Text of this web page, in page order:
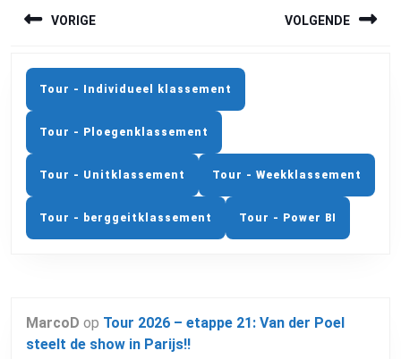
VORIGE
Previous
post:
VOLGENDE
Next
post:
Tour - Individueel klassement
Tour - Ploegenklassement
Tour - Unitklassement Tour - Weekklassement
Tour - berggeitklassement Tour - Power BI
MarcoD op Tour 2026 – etappe 21: Van der Poel
steelt de show in Parijs!!